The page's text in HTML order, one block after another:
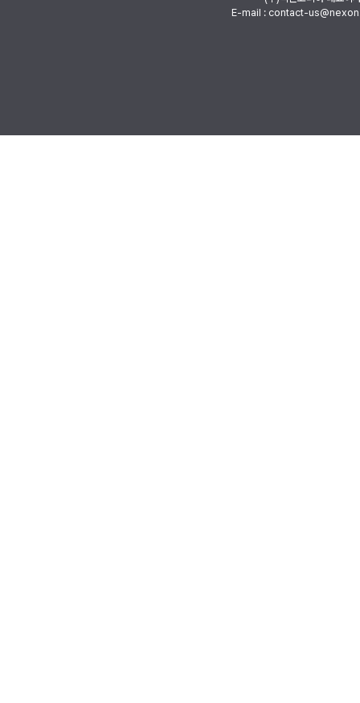
E-mail : contact-